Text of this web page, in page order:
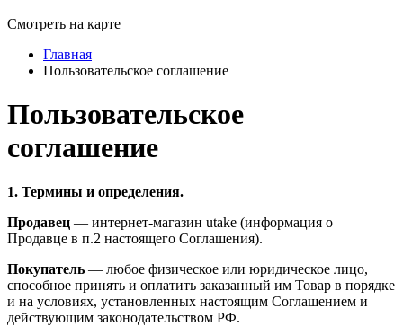
Смотреть на карте
Главная
Пользовательское соглашение
Пользовательское
соглашение
1. Термины и определения.
Продавец — интернет-магазин utake (информация о
Продавце в п.2 настоящего Соглашения).
Покупатель — любое физическое или юридическое лицо,
способное принять и оплатить заказанный им Товар в порядке
и на условиях, установленных настоящим Соглашением и
действующим законодательством РФ.